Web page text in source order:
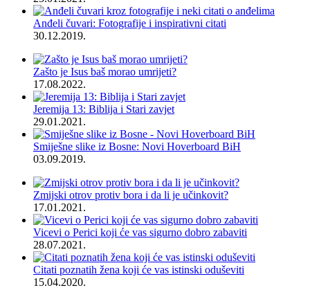
Anđeli čuvari: Fotografije i inspirativni citati
30.12.2019.
Zašto je Isus baš morao umrijeti?
17.08.2022.
Jeremija 13: Biblija i Stari zavjet
29.01.2021.
Smiješne slike iz Bosne: Novi Hoverboard BiH
03.09.2019.
Zmijski otrov protiv bora i da li je učinkovit?
17.01.2021.
Vicevi o Perici koji će vas sigurno dobro zabaviti
28.07.2021.
Citati poznatih žena koji će vas istinski oduševiti
15.04.2020.